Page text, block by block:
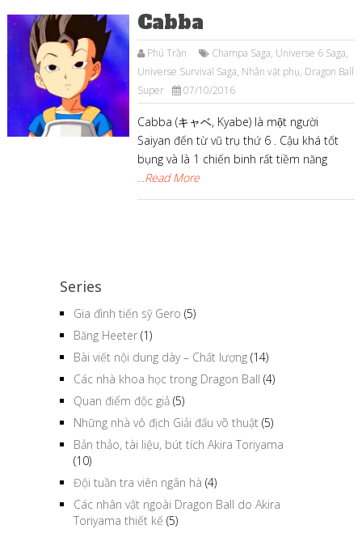
Cabba
Phú Trần Champa Saga, Universe 6 Saga,
Universe Survival Saga, Nhân vật phụ, Dragon Ball
Super
07/10/2016
Cabba (キャベ, Kyabe) là một người
Saiyan đến từ vũ trụ thứ 6 . Cậu khá tốt
bụng và là 1 chiến binh rất tiềm năng
...Read More
Series
Gia đình tiến sỹ Gero (5)
Băng Heeter (1)
Bài viết nội dung dày – Chất lượng (14)
Các nhà khoa học trong Dragon Ball (4)
Quan điểm độc giả (5)
Những nhà vô địch Giải đấu võ thuật (5)
Bản thảo, tài liệu, bút tích Akira Toriyama
(10)
Đội tuần tra viên ngân hà (4)
Các nhân vật ngoài Dragon Ball do Akira
Toriyama thiết kế (5)